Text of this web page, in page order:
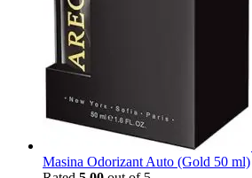
Masina Odorizant Auto (Gold 50 ml)